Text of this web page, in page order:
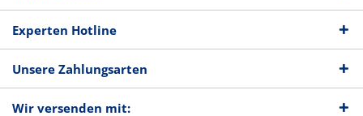
Experten Hotline
Unsere Zahlungsarten
Wir versenden mit: